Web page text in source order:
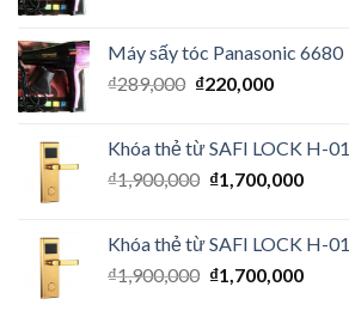
Máy sấy tóc Panasonic 6680
₫289,000 ₫220,000
Khóa thẻ từ SAFI LOCK H-01
₫1,900,000 ₫1,700,000
Khóa thẻ từ SAFI LOCK H-01
₫1,900,000 ₫1,700,000